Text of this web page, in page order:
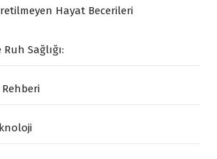
Hayat Becerileri
Sağlığı: